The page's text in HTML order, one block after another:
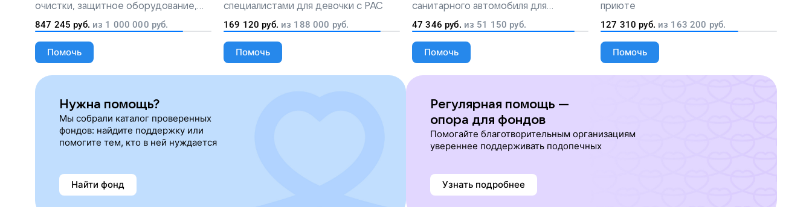
очистки, защитное оборудование,
лекарства, корм и предметы первой
необходимости
847 245 руб. из 1 000 000 руб.
Помочь
специалистами для девочки с РАС
169 120 руб. из 188 000 руб.
Помочь
санитарного автомобиля для
перевозки тяжелобольных людей
47 346 руб. из 51 150 руб.
Помочь
приюте
127 310 руб. из 163 200 руб.
Помочь
Нужна помощь?
Мы собрали каталог проверенных
фондов: найдите поддержку или
помогите тем, кто в ней нуждается
Найти фонд
Регулярная помощь —
опора для фондов
Помогайте благотворительным организациям
увереннее поддерживать подопечных
Узнать подробнее